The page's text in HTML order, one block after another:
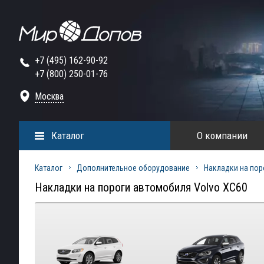
+7 (495) 162-90-92
+7 (800) 250-01-76
Москва
О компании
Каталог
Каталог Дополнительное оборудование Накладки на
Накладки на пороги автомобиля Volvo XC60